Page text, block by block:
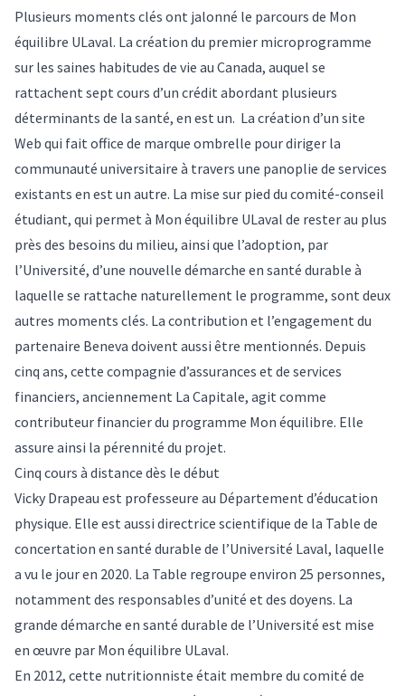
Plusieurs moments clés ont jalonné le parcours de Mon
équilibre ULaval. La création du premier microprogramme
sur les saines habitudes de vie au Canada, auquel se
rattachent sept cours d’un crédit abordant plusieurs
déterminants de la santé, en est un. La création d’un site
Web qui fait office de marque ombrelle pour diriger la
communauté universitaire à travers une panoplie de services
existants en est un autre. La mise sur pied du comité-conseil
étudiant, qui permet à Mon équilibre ULaval de rester au plus
près des besoins du milieu, ainsi que l’adoption, par
l’Université, d’une nouvelle démarche en santé durable à
laquelle se rattache naturellement le programme, sont deux
autres moments clés. La contribution et l’engagement du
partenaire Beneva doivent aussi être mentionnés. Depuis
cinq ans, cette compagnie d’assurances et de services
financiers, anciennement La Capitale, agit comme
contributeur financier du programme Mon équilibre. Elle
assure ainsi la pérennité du projet.
Cinq cours à distance dès le début
Vicky Drapeau est professeure au Département d’éducation
physique. Elle est aussi directrice scientifique de la Table de
concertation en santé durable de l’Université Laval, laquelle
a vu le jour en 2020. La Table regroupe environ 25 personnes,
notamment des responsables d’unité et des doyens. La
grande démarche en santé durable de l’Université est mise
en œuvre par Mon équilibre ULaval.
En 2012, cette nutritionniste était membre du comité de